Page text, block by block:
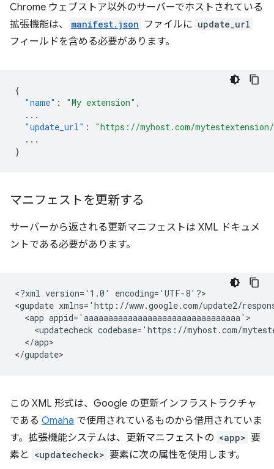
Chrome ウェブストア以外のサーバーでホストされている
拡張機能は、
manifest.json ファイルに update_url
フィールドを含める必要があります。
{
"name" : "My extension" ,
...
"update_url" :
"https://myhost.com/
...
}
マニフェストを更新する
サーバーから返される更新マニフェストは XML ドキュメ
ントである必要があります。
<?xml version='1.0'
encoding='UTF-8'?>
<gupdate xmlns='http://www.google.com/update2/
<app
<updatecheck codebase='https://myhost.com/
</app>
この XML 形式は、Google の更新インフラストラクチャ
である Omaha で使用されているものから借用されていま
す。拡張機能システムは、更新マニフェストの <app> 要
素と
<updatecheck> 要素に次の属性を使用します。